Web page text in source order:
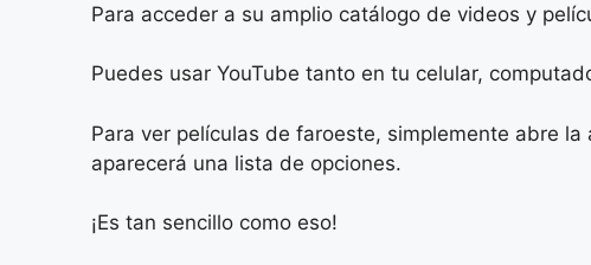
Para acceder a su amplio catálogo de videos y
Puedes usar YouTube tanto en tu celular,
Para ver películas de faroeste, simplemente abre
aparecerá una lista de opciones.
¡Es tan sencillo como eso!